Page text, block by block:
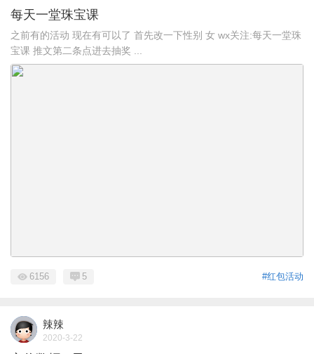
每天一堂珠宝课
之前有的活动 现在有可以了 首先改一下性别 女 wx关注:每天一堂珠
宝课 推文第二条点进去抽奖 ...
#红包活动
6156 5
辣辣
2020-3-22